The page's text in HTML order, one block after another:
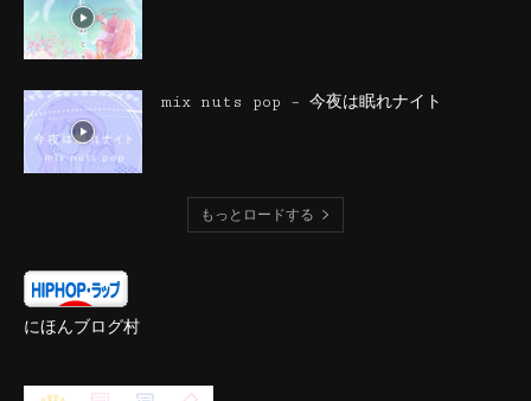
mix nuts pop – 今夜は眠れナイト
もっとロードする
にほんブログ村